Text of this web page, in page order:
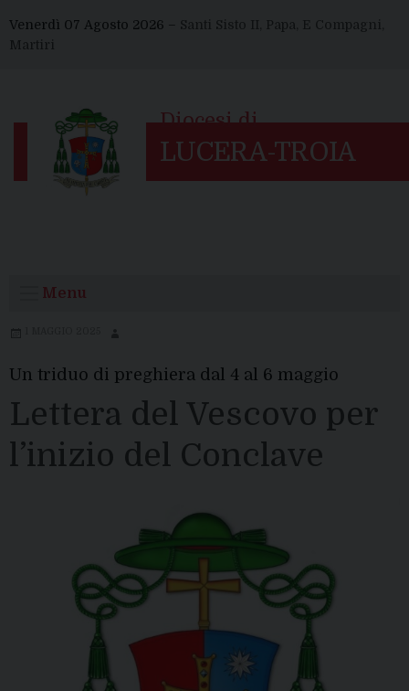
to
content
Venerdì 07 Agosto 2026 – Santi Sisto II, Papa, E Compagni,
Martiri
Menu
Un triduo di preghiera dal 4 al 6 maggio
Lettera del Vescovo per
l’inizio del Conclave